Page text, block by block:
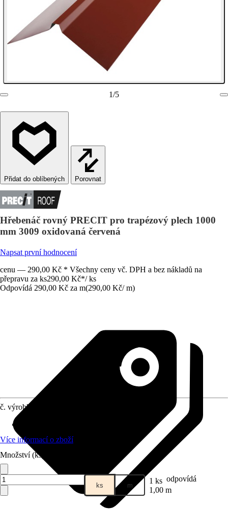
1/5
Porovnat
Hřebenáč rovný PRECIT pro trapézový plech 1000
mm 3009 oxidovaná červená
Napsat první hodnocení
cenu — 290,00 Kč * Všechny ceny vč. DPH a bez nákladů na
přepravu za ks290,00 Kč*/ ks
Odpovídá 290,00 Kč za m(290,00 Kč/ m)
č. výrobku
Více informací o zboží
Množství (ks)
ks m 1 ks odpovídá
1,00 m